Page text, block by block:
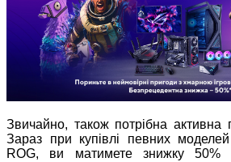
Звичайно, також потрібна активна
Зараз при купівлі певних
ROG, ви матимете знижку 50%